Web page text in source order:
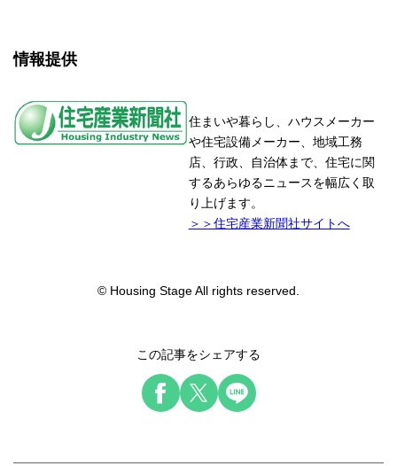
情報提供
住まいや暮らし、ハウスメーカー
や住宅設備メーカー、地域工務
店、行政、自治体まで、住宅に関
するあらゆるニュースを幅広く取
り上げます。
＞＞住宅産業新聞社サイトへ
© Housing Stage All rights reserved.
この記事をシェアする